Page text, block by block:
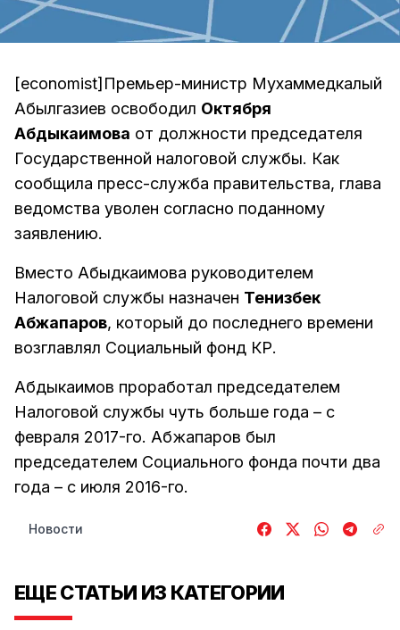
[economist]Премьер-министр Мухаммедкалый
Абылгазиев освободил Октября
Абдыкаимова от должности председателя
Государственной налоговой службы. Как
сообщила пресс-служба правительства, глава
ведомства уволен согласно поданному
заявлению.
Вместо Абыдкаимова руководителем
Налоговой службы назначен Тенизбек
Абжапаров, который до последнего времени
возглавлял Социальный фонд КР.
Абдыкаимов проработал председателем
Налоговой службы чуть больше года – с
февраля 2017-го. Абжапаров был
председателем Социального фонда почти два
года – с июля 2016-го.
Новости
ЕЩЕ СТАТЬИ ИЗ КАТЕГОРИИ